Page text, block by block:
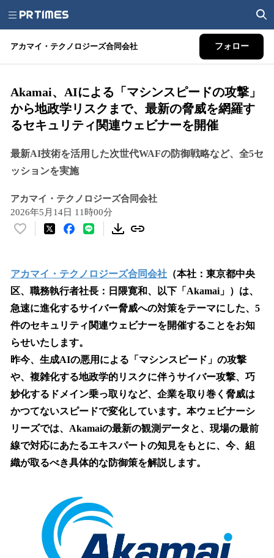
アカマイ・テクノロジーズ合同会社 フォロー
Akamai、AIによる「マシンスピードの攻撃」
から地政学リスクまで、最新の脅威を網羅す
るセキュリティ関連ウェビナーを開催
最新AI技術を活用した次世代WAFの防御戦略など、全5セ
ッションを実施
アカマイ・テクノロジーズ合同会社
2026年5月14日 11時00分
い
！
数
を
読
み
込
み
中
で
す
アカマイ・テクノロジーズ合同会社 （本社：東京都中央
区、職務執行者社長：日隈寛和、以下「Akamai」）は、
急速に進化するサイバー脅威への対策をテーマにした、5
件のセキュリティ関連ウェビナーを開催することをお知
らせいたします。
昨今、生成AIの悪用による「マシンスピード」の攻撃
や、複雑化する地政学的リスクに伴うサイバー攻撃、巧
妙化するドメイン乗っ取りなど、企業を取り巻く脅威は
かつてないスピードで変化しています。本ウェビナーシ
リーズでは、Akamaiの最新の観測データと、現場の最前
線で対応にあたるエキスパートの知見をもとに、今、組
織が取るべき具体的な防御策を解説します。